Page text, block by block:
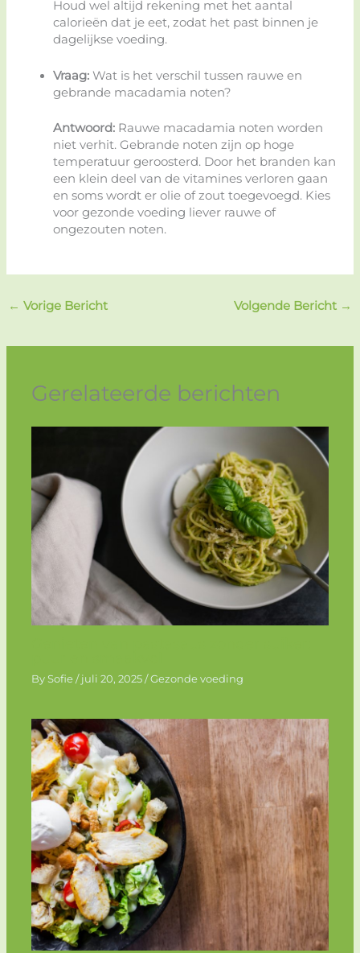
Houd wel altijd rekening met het aantal
calorieën dat je eet, zodat het past binnen je
dagelijkse voeding.
Vraag: Wat is het verschil tussen rauwe en
gebrande macadamia noten?
Antwoord: Rauwe macadamia noten worden
niet verhit. Gebrande noten zijn op hoge
temperatuur geroosterd. Door het branden kan
een klein deel van de vitamines verloren gaan
en soms wordt er olie of zout toegevoegd. Kies
voor gezonde voeding liever rauwe of
ongezouten noten.
← Vorige Bericht Volgende Bericht →
Gerelateerde berichten
BySofie/ juli 20, 2025/Gezonde voeding